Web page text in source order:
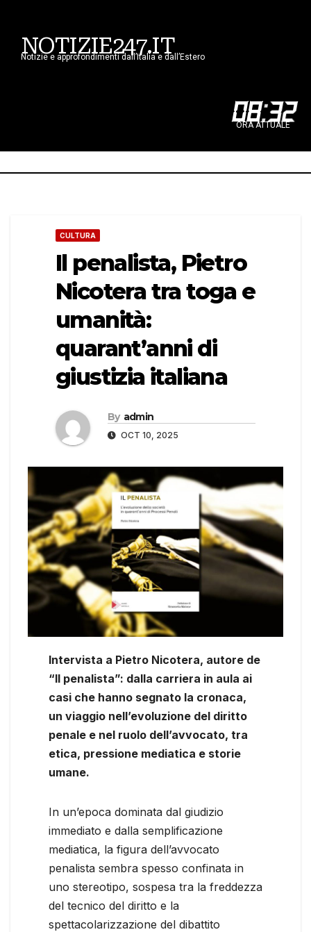
NOTIZIE247.IT
Notizie e approfondimenti dall’Italia e dall’Estero
08:32
ORA ATTUALE
CULTURA
Il penalista, Pietro
Nicotera tra toga e
umanità:
quarant’anni di
giustizia italiana
By admin
OCT 10, 2025
Intervista a Pietro Nicotera, autore de
“Il penalista”: dalla carriera in aula ai
casi che hanno segnato la cronaca,
un viaggio nell’evoluzione del diritto
penale e nel ruolo dell’avvocato, tra
etica, pressione mediatica e storie
umane.
In un’epoca dominata dal giudizio
immediato e dalla semplificazione
mediatica, la figura dell’avvocato
penalista sembra spesso confinata in
uno stereotipo, sospesa tra la freddezza
del tecnico del diritto e la
spettacolarizzazione del dibattito